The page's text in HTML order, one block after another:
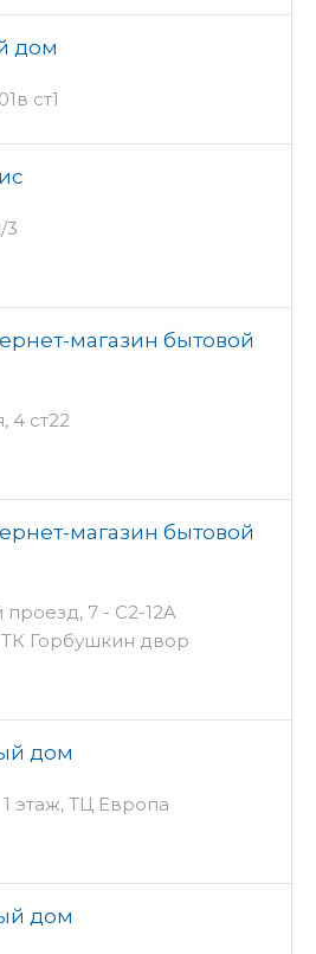
дом
ст1
3
магазин бытовой
4 ст22
магазин бытовой
7 - С2-12A
ТК Горбушкин двор
дом
этаж, ТЦ Европа
дом